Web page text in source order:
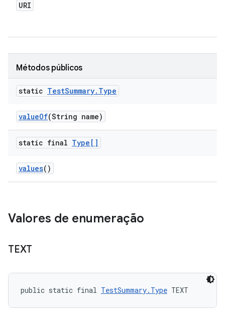
URI
Métodos públicos
static TestSummary. Type
valueOf(String name)
static final Type[]
values()
Valores de enumeração
TEXT
public static final TestSummary.Type TEXT